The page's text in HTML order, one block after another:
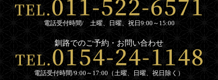
電話受付時間/ 土曜、日曜、祝日9:00～15:00
釧路でのご予約・お問い合わせ
電話受付時間/9:00～17:00（土曜、日曜、祝日除く）